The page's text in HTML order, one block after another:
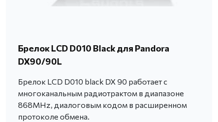
Брелок LCD D010 Black для Pandora
DX90/90L
Брелок LCD D010 black DX 90 работает c
многоканальным радиотрактом в диапазоне
868MHz, диалоговым кодом в расширенном
протоколе обмена.